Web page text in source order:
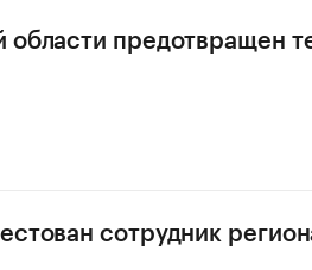
предотвращен
сотрудник